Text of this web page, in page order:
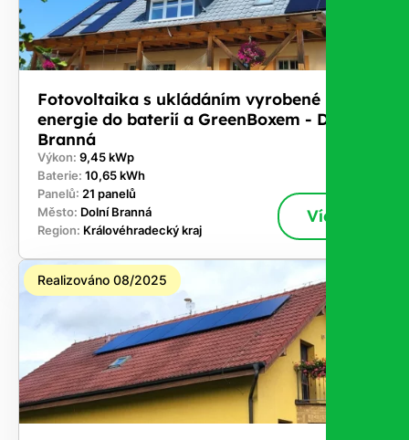
Fotovoltaika s ukládáním vyrobené
energie do baterií a GreenBoxem - Dolní
Branná
Výkon: 9,45 kWp
Baterie: 10,65 kWh
Panelů: 21 panelů
Město: Dolní Branná
Region: Královéhradecký kraj
Více
Realizováno 08/2025